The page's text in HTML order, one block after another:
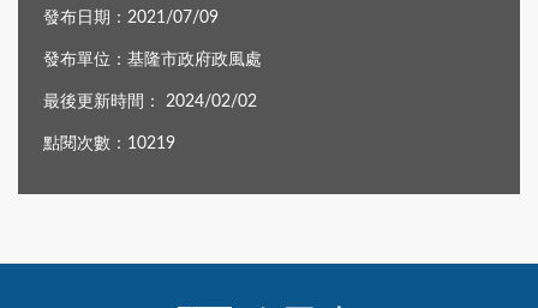
發布日期：2021/07/09
發布單位：基隆市政府政風處
最後更新時間： 2024/02/02
點閱次數：10219